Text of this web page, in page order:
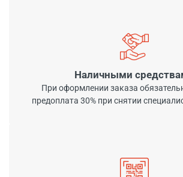
Наличными
При оформлении заказа
предоплата 30% при снятии